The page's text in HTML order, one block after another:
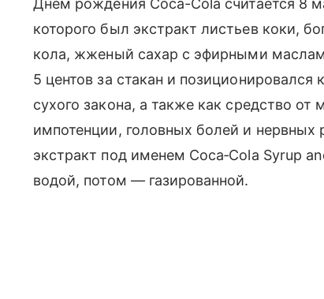
Днем рождения Coca-Cola считается 8
которого был экстракт листьев коки,
кола, жженый сахар с эфирными
5 центов за стакан и
сухого закона, а также как средство
импотенции, головных болей и нервных
экстракт под именем Coca‑Cola Syrup
водой, потом — газированной.